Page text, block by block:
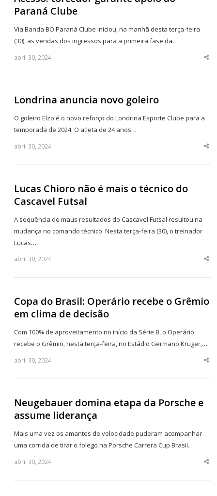
Paraná Clube
Via Banda BO Paraná Clube iniciou, na manhã desta terça-feira
(30), as vendas dos ingressos para a primeira fase da…
abril 30, 2024
Londrina anuncia novo goleiro
O goleiro Elzo é o novo reforço do Londrina Esporte Clube para a
temporada de 2024. O atleta de 24 anos…
abril 30, 2024
Lucas Chioro não é mais o técnico do
Cascavel Futsal
A sequência de maus resultados do Cascavel Futsal resultou na
mudança no comando técnico. Nesta terça-feira (30), o treinador
Lucas…
abril 30, 2024
Copa do Brasil: Operário recebe o Grêmio
em clima de decisão
Com 100% de aproveitamento no início da Série B, o Operário
recebe o Grêmio, nesta terça-feira, no Estádio Germano Kruger,…
abril 30, 2024
Neugebauer domina etapa da Porsche e
assume liderança
Mais uma vez os amantes de velocidade puderam acompanhar
uma corrida de tirar o folego na Porsche Carrera Cup Brasil.…
abril 30, 2024